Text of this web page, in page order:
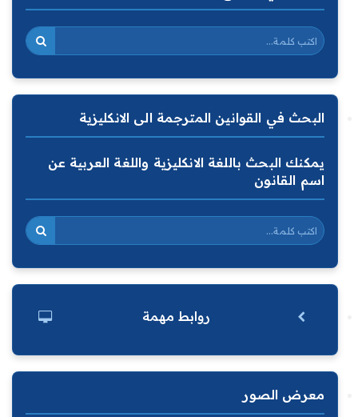
البحث في القوانين المترجمة الى الانكليزية
يمكنك البحث باللغة الانكليزية واللغة العربية عن
اسم القانون
روابط مهمة
معرض الصور